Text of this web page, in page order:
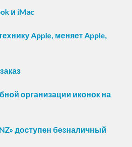
и iMac
Apple, меняет Apple,
организации иконок на
доступен безналичный